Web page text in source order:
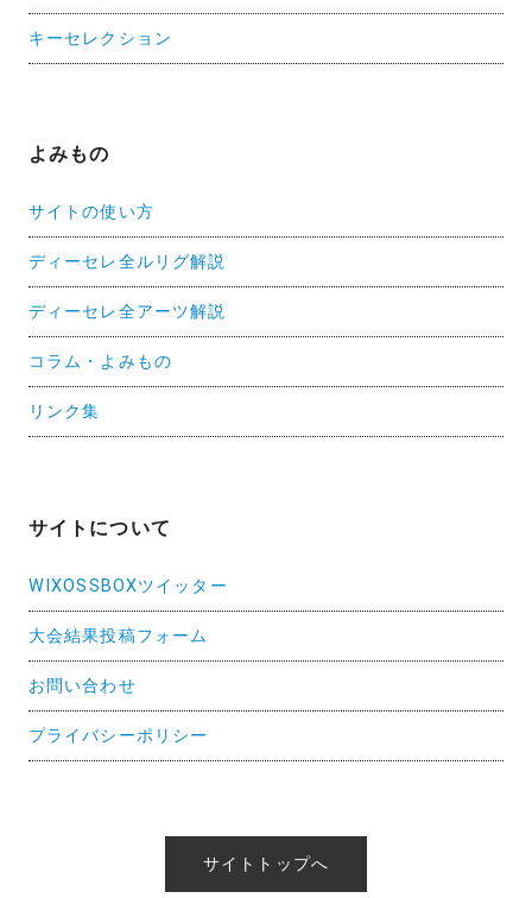
キーセレクション
よみもの
サイトの使い方
ディーセレ全ルリグ解説
ディーセレ全アーツ解説
コラム・よみもの
リンク集
サイトについて
WIXOSSBOXツイッター
大会結果投稿フォーム
お問い合わせ
プライバシーポリシー
サイトトップへ